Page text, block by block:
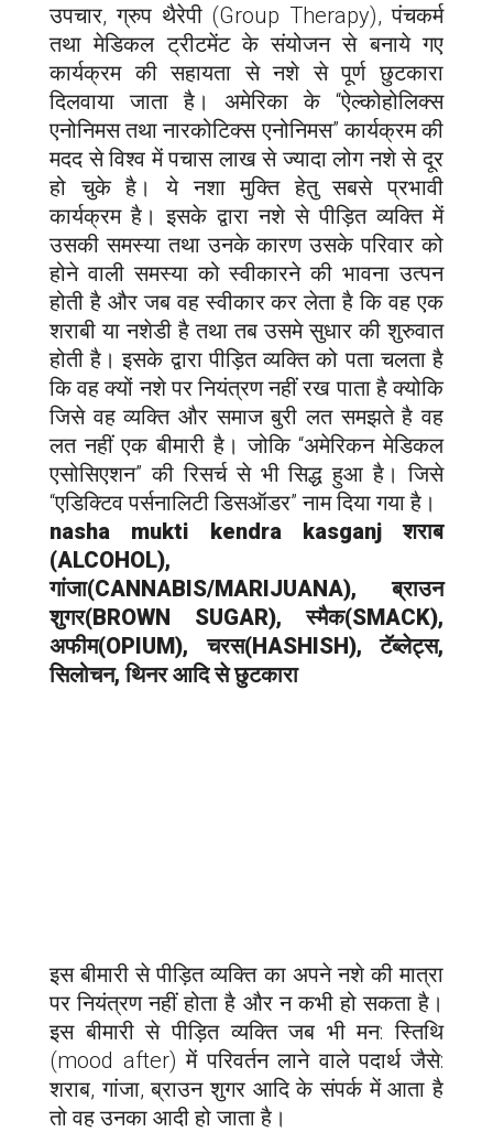
उपचार, ग्रुप थैरेपी (Group Therapy), पंचकर्म
तथा मेडिकल ट्रीटमेंट के संयोजन से बनाये गए
कार्यक्रम की सहायता से नशे से पूर्ण छुटकारा
दिलवाया जाता है। अमेरिका के “ऐल्कोहोलिक्स
एनोनिमस तथा नारकोटिक्स एनोनिमस” कार्यक्रम की
मदद से विश्व में पचास लाख से ज्यादा लोग नशे से दूर
हो चुके है। ये नशा मुक्ति हेतु सबसे प्रभावी
कार्यक्रम है। इसके द्वारा नशे से पीड़ित व्यक्ति में
उसकी समस्या तथा उनके कारण उसके परिवार को
होने वाली समस्या को स्वीकारने की भावना उत्पन
होती है और जब वह स्वीकार कर लेता है कि वह एक
शराबी या नशेडी है तथा तब उसमे सुधार की शुरुवात
होती है। इसके द्वारा पीड़ित व्यक्ति को पता चलता है
कि वह क्यों नशे पर नियंत्रण नहीं रख पाता है क्योकि
जिसे वह व्यक्ति और समाज बुरी लत समझते है वह
लत नहीं एक बीमारी है। जोकि “अमेरिकन मेडिकल
एसोसिएशन” की रिसर्च से भी सिद्ध हुआ है। जिसे
“एडिक्टिव पर्सनालिटी डिसऑडर” नाम दिया गया है।
nasha mukti kendra kasganjशराब
(ALCOHOL),
गांजा(CANNABIS/MARIJUANA), ब्राउन
शुगर(BROWN SUGAR), स्मैक(SMACK),
अफीम(OPIUM), चरस(HASHISH), टॅब्लेट्स,
सिलोचन, थिनर आदि से छुटकारा
इस बीमारी से पीड़ित व्यक्ति का अपने नशे की मात्रा
पर नियंत्रण नहीं होता है और न कभी हो सकता है।
इस बीमारी से पीड़ित व्यक्ति जब भी मन: स्तिथि
(mood after) में परिवर्तन लाने वाले पदार्थ जैसे:
शराब, गांजा, ब्राउन शुगर आदि के संपर्क में आता है
तो वह उनका आदी हो जाता है।